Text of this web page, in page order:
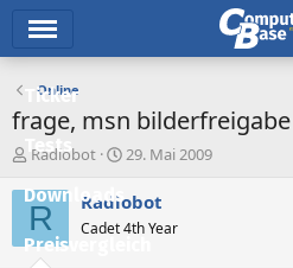
Ticker
Tests
Downloads
Preisvergleich
Online
frage, msn bilderfreigabe
E
s
t
e
Radiobot
E
s
e
29. Mai 2009
R Radiobot
Cadet 4th Year